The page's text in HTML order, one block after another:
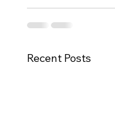
Recent Posts